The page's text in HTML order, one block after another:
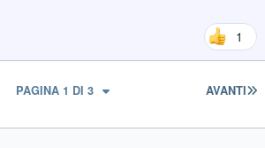
1
AVANTI
PAGINA 1 DI 3